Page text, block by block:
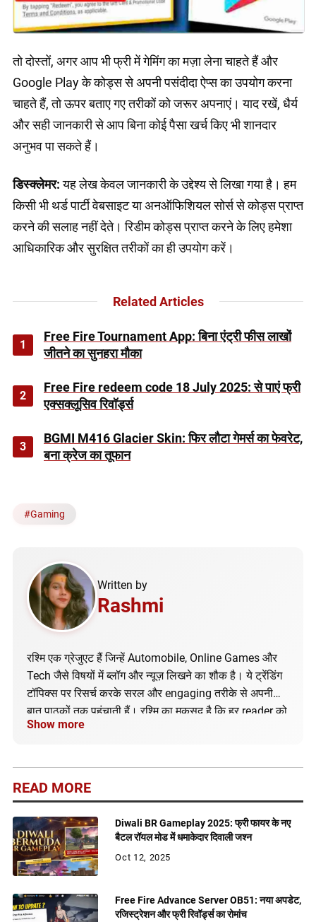
तो दोस्तों, अगर आप भी फ्री में गेमिंग का मज़ा लेना चाहते हैं और
Google Play के कोड्स से अपनी पसंदीदा ऐप्स का उपयोग करना
चाहते हैं, तो ऊपर बताए गए तरीकों को जरूर अपनाएं। याद रखें, धैर्य
और सही जानकारी से आप बिना कोई पैसा खर्च किए भी शानदार
अनुभव पा सकते हैं।
डिस्क्लेमर:यह लेख केवल जानकारी के उद्देश्य से लिखा गया है। हम
किसी भी थर्ड पार्टी वेबसाइट या अनऑफिशियल सोर्स से कोड्स प्राप्त
करने की सलाह नहीं देते। रिडीम कोड्स प्राप्त करने के लिए हमेशा
आधिकारिक और सुरक्षित तरीकों का ही उपयोग करें।
Related Articles
1
Free Fire Tournament App: बिना एंट्री फीस लाखों
जीतने का सुनहरा मौका
2
Free Fire redeem code 18 July 2025: से पाएं फ्री
एक्सक्लूसिव रिवॉर्ड्स
3
BGMI M416 Glacier Skin: फिर लौटा गेमर्स का फेवरेट,
बना क्रेज का तूफान
#Gaming
Written by
Rashmi
रश्मि एक ग्रेजुएट हैं जिन्हें Automobile, Online Games और
Tech जैसे विषयों में ब्लॉग और न्यूज़ लिखने का शौक है। ये ट्रेंडिंग
टॉपिक्स पर रिसर्च करके सरल और engaging तरीके से अपनी
बात पाठकों तक पहुंचाती हैं। रश्मि का मकसद है कि हर reader को
सही और अपडेटेड जानकारी मिले।
Show more
READ MORE
Diwali BR Gameplay 2025: फ्री फायर के नए
बैटल रॉयल मोड में धमाकेदार दिवाली जश्न
Oct 12, 2025
Free Fire Advance Server OB51: नया अपडेट,
रजिस्ट्रेशन और फ्री रिवॉर्ड्स का रोमांच